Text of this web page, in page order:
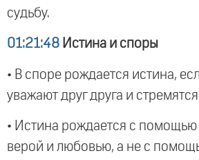
судьбу.
01:21:48 Истина и споры
• В споре рождается истина,
уважают друг друга и
• Истина рождается с
верой и любовью, а не с